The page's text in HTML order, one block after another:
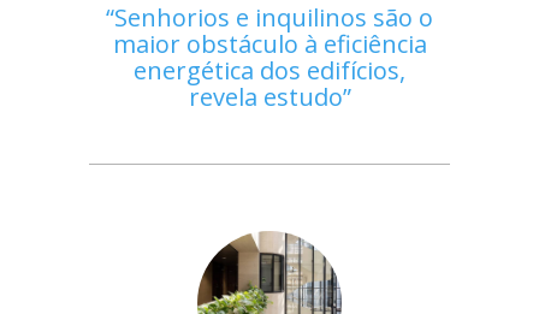
Senhorios e inquilinos são o
maior obstáculo à eficiência
energética dos edifícios,
revela estudo